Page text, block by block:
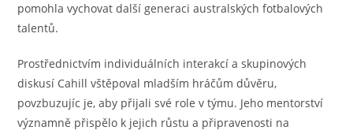
pomohla vychovat další generaci australských fotbalových
talentů.
Prostřednictvím individuálních interakcí a skupinových
diskusí Cahill vštěpoval mladším hráčům důvěru,
povzbuzujíc je, aby přijali své role v týmu. Jeho mentorství
významně přispělo k jejich růstu a připravenosti na